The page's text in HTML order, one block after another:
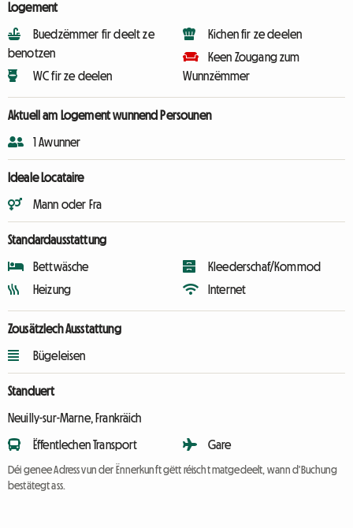
Logement
Buedzëmmer fir deelt ze
benotzen
WC fir ze deelen
Kichen fir ze deelen
Keen Zougang zum
Wunnzëmmer
Aktuell am Logement wunnend Persounen
1 Awunner
Ideale Locataire
Mann oder Fra
Standardausstattung
Bettwäsche
Heizung
Kleederschaf/Kommod
Internet
Zousätzlech Ausstattung
Bügeleisen
Standuert
Neuilly-sur-Marne, Frankräich
Ëffentlechen Transport Gare
Déi genee Adress vun der Ënnerkunft gëtt réischt matgedeelt, wann d'Buchung
bestätegt ass.